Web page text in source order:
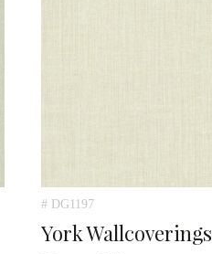
# DG1197
York Wallcoverings